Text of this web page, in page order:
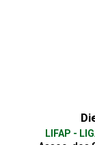
LIFAP -